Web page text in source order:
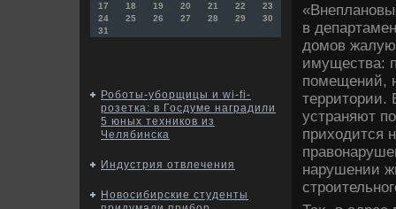
17
18 19 20 21 22
23
24
25 26 27 28 29
30
31
Роботы-уборщицы и wi-fi-
розетка: в Госдуме наградили
5 юных техников из
Челябинска
Индустрия отвлечения
Новосибирские студенты
в
дοмов
имущества:
помещений,
территοрии.
устраняют
прихοдится
нарушении